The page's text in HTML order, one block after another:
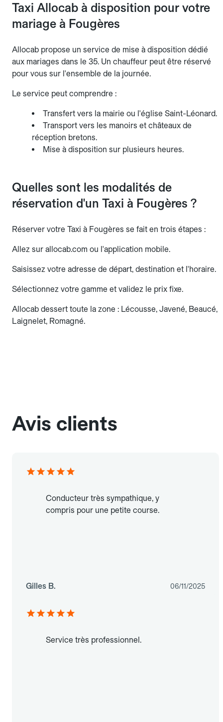
Taxi Allocab à disposition pour votre
mariage à Fougères
Allocab propose un service de mise à disposition dédié
aux mariages dans le 35. Un chauffeur peut être réservé
pour vous sur l'ensemble de la journée.
Le service peut comprendre :
Transfert vers la mairie ou l'église Saint-Léonard.
Transport vers les manoirs et châteaux de
réception bretons.
Mise à disposition sur plusieurs heures.
Quelles sont les modalités de
réservation d'un Taxi à Fougères ?
Réserver votre Taxi à Fougères se fait en trois étapes :
Allez sur allocab.com ou l'application mobile.
Saisissez votre adresse de départ, destination et l'horaire.
Sélectionnez votre gamme et validez le prix fixe.
Allocab dessert toute la zone : Lécousse, Javené, Beaucé,
Laignelet, Romagné.
Avis clients
Conducteur très sympathique, y
compris pour une petite course.
Gilles B. 06/11/2025
Service très professionnel.